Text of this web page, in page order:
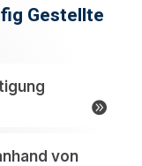
Gestellte
von